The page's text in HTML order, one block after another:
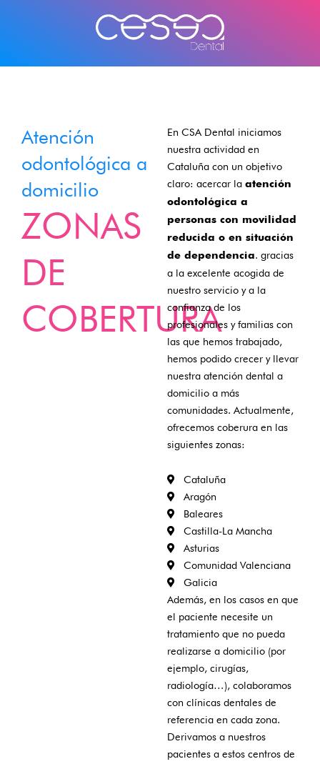
Atención
odontológica a
domicilio
ZONAS
DE
COBERTURA
En CSA Dental iniciamos
nuestra actividad en
Cataluña con un objetivo
claro: acercar la atención
odontológica a
personas con movilidad
reducida o en situación
de dependencia. gracias
a la excelente acogida de
nuestro servicio y a la
confianza de los
profesionales y familias con
las que hemos trabajado,
hemos podido crecer y llevar
nuestra atención dental a
domicilio a más
comunidades. Actualmente,
ofrecemos coberura en las
siguientes zonas:
Cataluña
Aragón
Baleares
Castilla-La Mancha
Asturias
Comunidad Valenciana
Galicia
Además, en los casos en que
el paciente necesite un
tratamiento que no pueda
realizarse a domicilio (por
ejemplo, cirugías,
radiología…), colaboramos
con clínicas dentales de
referencia en cada zona.
Derivamos a nuestros
pacientes a estos centros de